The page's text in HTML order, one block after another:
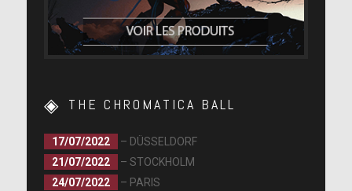
THE CHROMATICA BALL
17/07/2022
– DÜSSELDORF
21/07/2022
– STOCKHOLM
24/07/2022
– PARIS